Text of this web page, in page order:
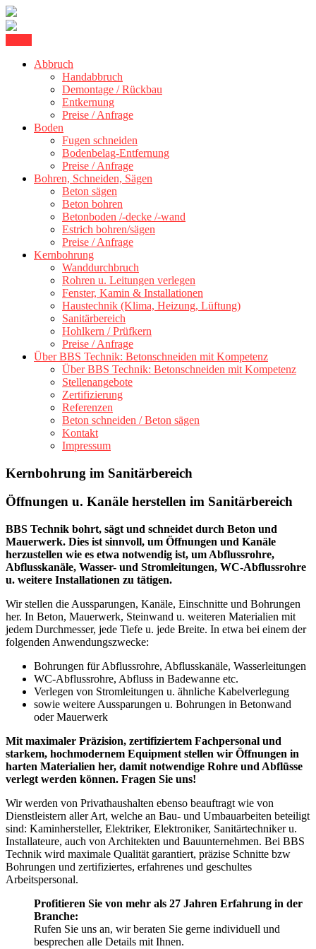
content
Betonschneiden Stuttgart
+ 300 kmAbbruch
Handabbruch
Demontage / Rückbau
Entkernung
Preise / Anfrage
Boden
Fugen schneiden
Bodenbelag-Entfernung
Preise / Anfrage
Bohren, Schneiden, Sägen
Beton sägen
Beton bohren
Betonboden /-decke /-wand
Estrich bohren/sägen
Preise / Anfrage
Kernbohrung
Wanddurchbruch
Rohren u. Leitungen verlegen
Fenster, Kamin & Installationen
Haustechnik (Klima, Heizung, Lüftung)
Sanitärbereich
Hohlkern / Prüfkern
Preise / Anfrage
Über BBS Technik: Betonschneiden mit Kompetenz
Über BBS Technik: Betonschneiden mit Kompetenz
Stellenangebote
Zertifizierung
Referenzen
Beton schneiden / Beton sägen
Kontakt
Impressum
Kernbohrung im Sanitärbereich
Öffnungen u. Kanäle herstellen im Sanitärbereich
BBS Technik bohrt, sägt und schneidet durch Beton und
Mauerwerk. Dies ist sinnvoll, um Öffnungen und Kanäle
herzustellen wie es etwa notwendig ist, um Abflussrohre,
Abflusskanäle, Wasser- und Stromleitungen, WC-Abflussrohre
u. weitere Installationen zu tätigen.
Wir stellen die Aussparungen, Kanäle, Einschnitte und Bohrungen
her. In Beton, Mauerwerk, Steinwand u. weiteren Materialien mit
jedem Durchmesser, jede Tiefe u. jede Breite. In etwa bei einem der
folgenden Anwendungszwecke:
Bohrungen für Abflussrohre, Abflusskanäle, Wasserleitungen
WC-Abflussrohre, Abfluss in Badewanne etc.
Verlegen von Stromleitungen u. ähnliche Kabelverlegung
sowie weitere Aussparungen u. Bohrungen in Betonwand
oder Mauerwerk
Mit maximaler Präzision, zertifiziertem Fachpersonal und
starkem, hochmodernem Equipment stellen wir Öffnungen in
harten Materialien her, damit notwendige Rohre und Abflüsse
verlegt werden können. Fragen Sie uns!
Wir werden von Privathaushalten ebenso beauftragt wie von
Dienstleistern aller Art, welche an Bau- und Umbauarbeiten beteiligt
sind: Kaminhersteller, Elektriker, Elektroniker, Sanitärtechniker u.
Installateure, auch von Architekten und Bauunternehmen. Bei BBS
Technik wird maximale Qualität garantiert, präzise Schnitte bzw
Bohrungen und zertifiziertes, erfahrenes und geschultes
Arbeitspersonal.
Profitieren Sie von mehr als 27 Jahren Erfahrung in der
Branche:
Rufen Sie uns an, wir beraten Sie gerne individuell und
besprechen alle Details mit Ihnen.